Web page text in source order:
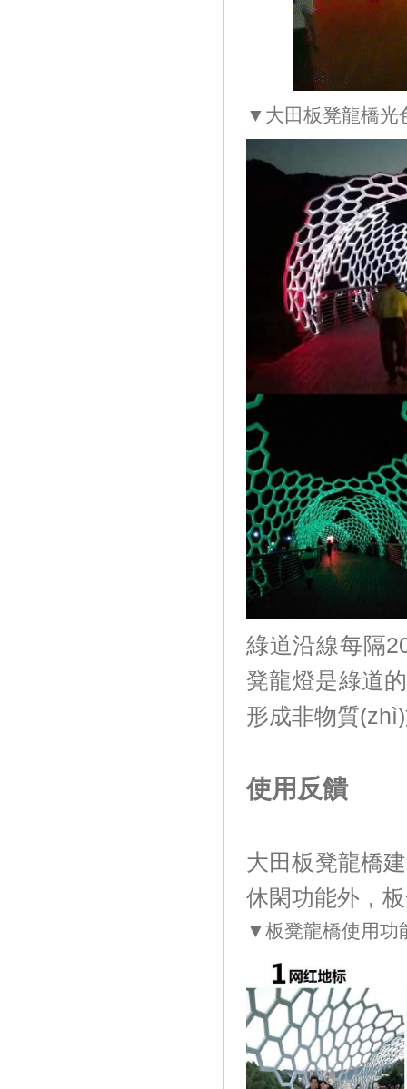
▼大田板凳龍橋光
綠道沿線每隔
凳龍燈是綠道的
形成非物質
使用反饋
大田板凳龍橋建
休閑功能外，板
▼板凳龍橋使用